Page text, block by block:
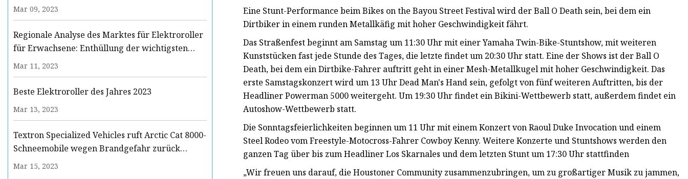
Mar 09, 2023
Regionale Analyse des Marktes für Elektroroller
für Erwachsene: Enthüllung der wichtigsten
Akteure und Wachstumstrends
Mar 11, 2023
Beste Elektroroller des Jahres 2023
Mar 13, 2023
Textron Specialized Vehicles ruft Arctic Cat 8000-
Schneemobile wegen Brandgefahr zurück
(Rückrufalarm)
Mar 15, 2023
Eine Stunt-Performance beim Bikes on the Bayou Street Festival wird der Ball O Death sein, bei dem ein
Dirtbiker in einem runden Metallkäfig mit hoher Geschwindigkeit fährt.
Das Straßenfest beginnt am Samstag um 11:30 Uhr mit einer Yamaha Twin-Bike-Stuntshow, mit weiteren
Kunststücken fast jede Stunde des Tages, die letzte findet um 20:30 Uhr statt. Eine der Shows ist der Ball O
Death, bei dem ein Dirtbike-Fahrer auftritt geht in einer Mesh-Metallkugel mit hoher Geschwindigkeit. Das
erste Samstagskonzert wird um 13 Uhr Dead Man's Hand sein, gefolgt von fünf weiteren Auftritten, bis der
Headliner Powerman 5000 weitergeht. Um 19:30 Uhr findet ein Bikini-Wettbewerb statt, außerdem findet ein
Autoshow-Wettbewerb statt.
Die Sonntagsfeierlichkeiten beginnen um 11 Uhr mit einem Konzert von Raoul Duke Invocation und einem
Steel Rodeo vom Freestyle-Motocross-Fahrer Cowboy Kenny. Weitere Konzerte und Stuntshows werden den
ganzen Tag über bis zum Headliner Los Skarnales und dem letzten Stunt um 17:30 Uhr stattfinden
„Wir freuen uns darauf, die Houstoner Community zusammenzubringen, um zu großartiger Musik zu jammen,